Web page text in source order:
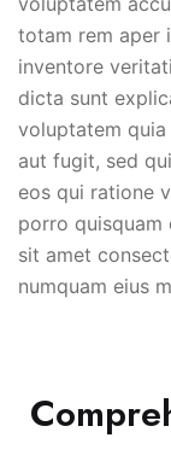
totam rem aper
inventore
dicta sunt
voluptatem
aut fugit, sed
eos qui ratione
porro
sit amet
numquam eius